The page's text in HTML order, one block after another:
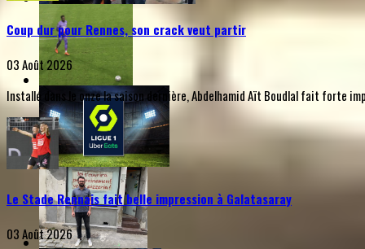
Coup dur pour Rennes, son crack veut partir
03 Août 2026
Installé dans le onze la saison dernière, Abdelhamid Aït Boudlal fait forte
Le Stade Rennais fait belle impression à Galatasaray
03 Août 2026